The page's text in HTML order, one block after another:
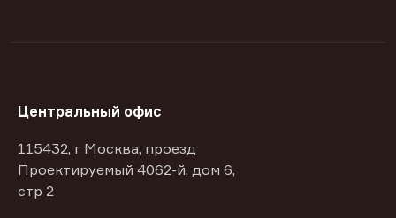
Центральный офис
115432, г Москва, проезд
Проектируемый 4062-й, дом 6,
стр 2